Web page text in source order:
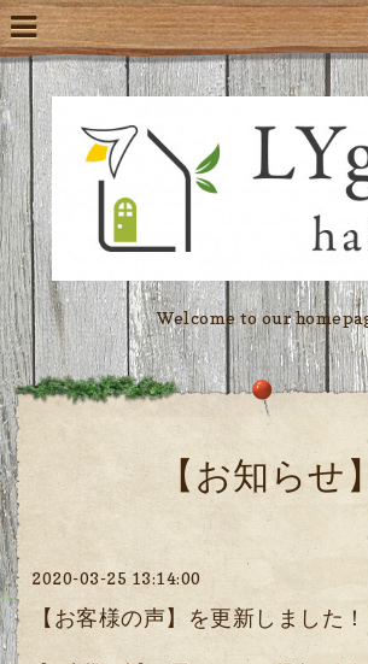
Welcome to our
【お知らせ】
2020-03-25 13:14:00
【お客様の声】を更新しました！